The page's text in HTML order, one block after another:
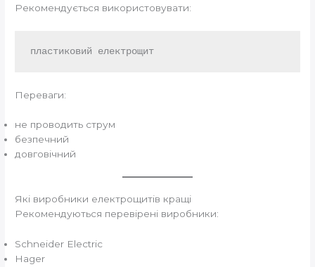
Рекомендується використовувати:
пластиковий електрощит
Переваги:
не проводить струм
безпечний
довговічний
Які виробники електрощитів кращі
Рекомендуються перевірені виробники:
Schneider Electric
Hager